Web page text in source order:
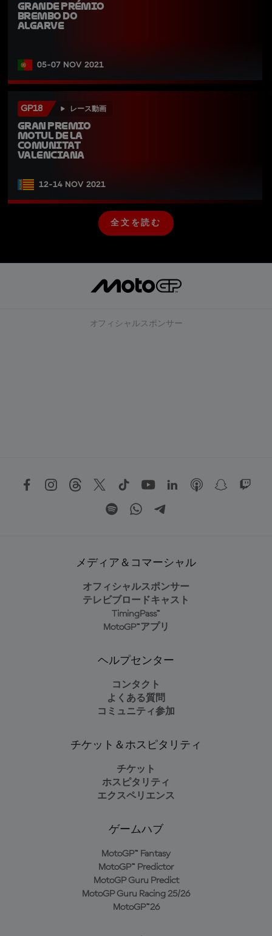
Grande Prémio
Brembo do
Algarve
05-07 NOV 2021
GP18 レース動画
Gran Premio
Motul de la
Comunitat
Valenciana
12-14 NOV 2021
全
文
全文を読む
オフィシャルスポンサー
メディア＆コマーシャル
オフィシャルスポンサー
テレビブロードキャスト
TimingPass™
MotoGP™アプリ
ヘルプセンター
コンタクト
よくある質問
コミュニティ参加
チケット＆ホスピタリティ
チケット
ホスピタリティ
エクスペリエンス
ゲームハブ
MotoGP™ Fantasy
MotoGP™ Predictor
MotoGP Guru Predict
MotoGP Guru Racing 25/26
MotoGP™26